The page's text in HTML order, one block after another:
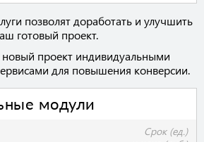
позволят доработать и улучшить
готовый проект.
проект индивидуальными
для повышения конверсии.
модули
Срок (ед.)